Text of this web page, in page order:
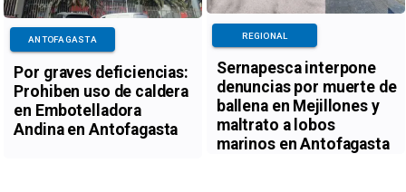
Por graves deficiencias:
Prohiben uso de caldera
en Embotelladora
Andina en Antofagasta
ANTOFAGASTA
Sernapesca interpone
denuncias por muerte de
ballena en Mejillones y
maltrato a lobos
marinos en Antofagasta
REGIONAL